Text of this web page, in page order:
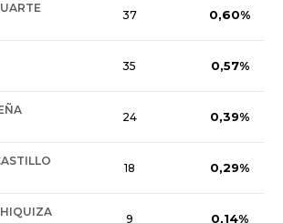
37 0,60%
35 0,57%
24 0,39%
18 0,29%
9 0,14%